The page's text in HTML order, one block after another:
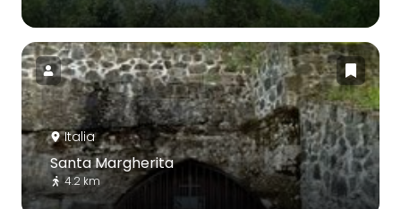
Italia
Santa Margherita
4.2 km